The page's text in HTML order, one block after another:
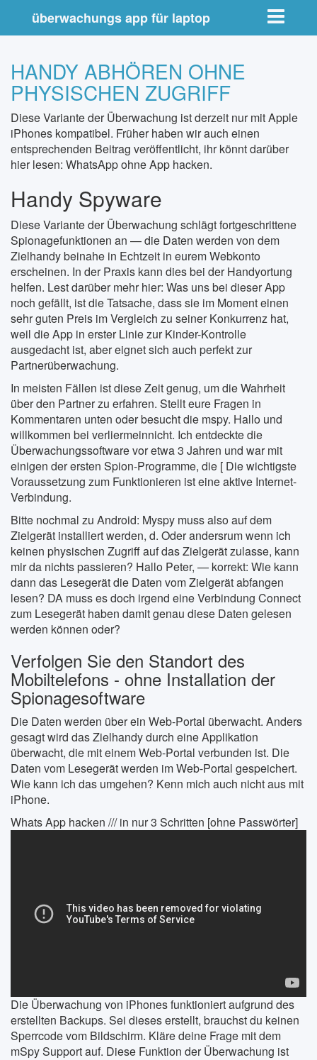
Toggle
überwachungs app für laptop
HANDY ABHÖREN OHNE
PHYSISCHEN ZUGRIFF
Diese Variante der Überwachung ist derzeit nur mit Apple
iPhones kompatibel. Früher haben wir auch einen
entsprechenden Beitrag veröffentlicht, ihr könnt darüber
hier lesen: WhatsApp ohne App hacken.
Handy Spyware
Diese Variante der Überwachung schlägt fortgeschrittene
Spionagefunktionen an — die Daten werden von dem
Zielhandy beinahe in Echtzeit in eurem Webkonto
erscheinen. In der Praxis kann dies bei der Handyortung
helfen. Lest darüber mehr hier: Was uns bei dieser App
noch gefällt, ist die Tatsache, dass sie im Moment einen
sehr guten Preis im Vergleich zu seiner Konkurrenz hat,
weil die App in erster Linie zur Kinder-Kontrolle
ausgedacht ist, aber eignet sich auch perfekt zur
Partnerüberwachung.
In meisten Fällen ist diese Zeit genug, um die Wahrheit
über den Partner zu erfahren. Stellt eure Fragen in
Kommentaren unten oder besucht die mspy. Hallo und
willkommen bei verliermeinnicht. Ich entdeckte die
Überwachungssoftware vor etwa 3 Jahren und war mit
einigen der ersten Spion-Programme, die [ Die wichtigste
Voraussetzung zum Funktionieren ist eine aktive Internet-
Verbindung.
Bitte nochmal zu Android: Myspy muss also auf dem
Zielgerät installiert werden, d. Oder andersrum wenn ich
keinen physischen Zugriff auf das Zielgerät zulasse, kann
mir da nichts passieren? Hallo Peter, — korrekt: Wie kann
dann das Lesegerät die Daten vom Zielgerät abfangen
lesen? DA muss es doch irgend eine Verbindung Connect
zum Lesegerät haben damit genau diese Daten gelesen
werden können oder?
Verfolgen Sie den Standort des
Mobiltelefons - ohne Installation der
Spionagesoftware
Die Daten werden über ein Web-Portal überwacht. Anders
gesagt wird das Zielhandy durch eine Applikation
überwacht, die mit einem Web-Portal verbunden ist. Die
Daten vom Lesegerät werden im Web-Portal gespeichert.
Wie kann ich das umgehen? Kenn mich auch nicht aus mit
iPhone.
Whats App hacken /// in nur 3 Schritten [ohne Passwörter]
Die Überwachung von iPhones funktioniert aufgrund des
erstellten Backups. Sei dieses erstellt, brauchst du keinen
Sperrcode vom Bildschirm. Kläre deine Frage mit dem
mSpy Support auf. Diese Funktion der Überwachung ist